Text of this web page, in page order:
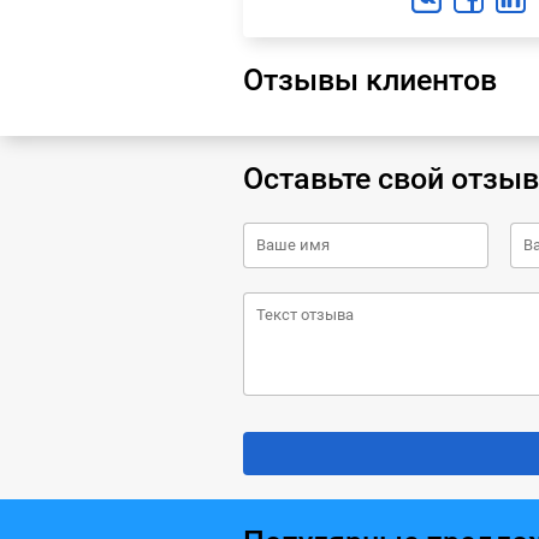
Отзывы клиентов
Оставьте свой отзыв